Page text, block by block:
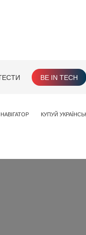
BE IN TECH
КУПУЙ